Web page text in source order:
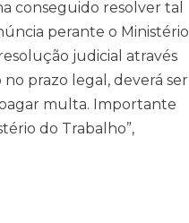
conseguido resolver tal
perante o Ministério
judicial através
prazo legal, deverá ser
multa. Importante
do Trabalho”,